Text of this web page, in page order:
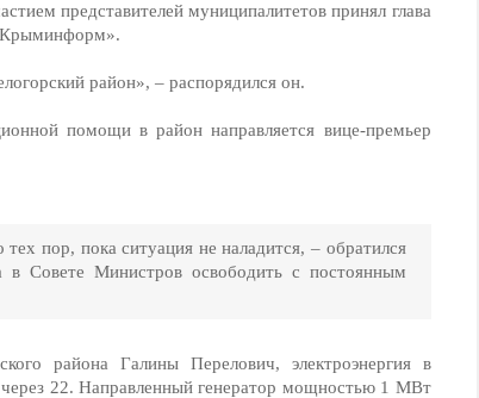
представителей муниципалитетов принял глава
район», – распорядился он.
помощи в район направляется вице-премьер
пор, пока ситуация не наладится, – обратился
в Совете Министров освободить с постоянным
района Галины Перелович, электроэнергия в
22. Направленный генератор мощностью 1 МВт